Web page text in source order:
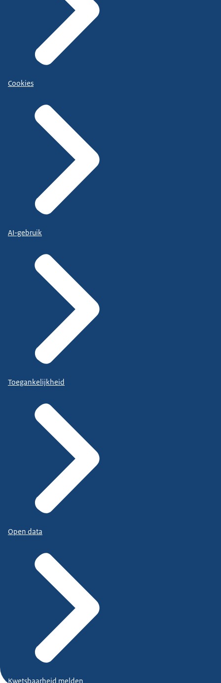
Cookies
AI-gebruik
Toegankelijkheid
Open data